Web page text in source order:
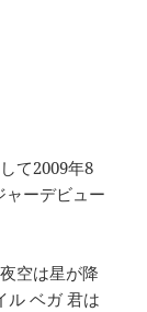
て2009年8
ーデビュー
空は星が降
ル ベガ 君は